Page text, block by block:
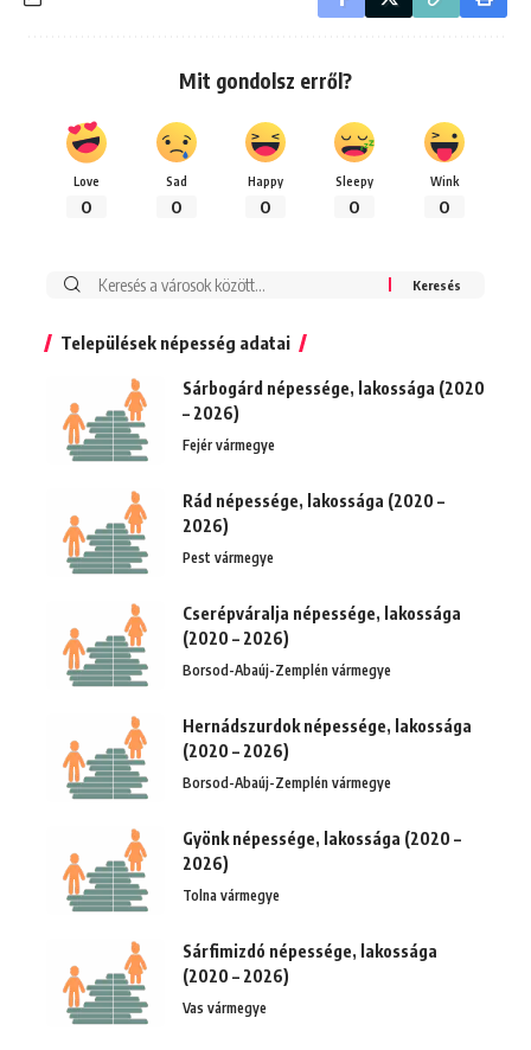
Mit gondolsz erről?
Love
0
Sad
0
Happy
0
Sleepy
0
Wink
0
Keresés:
Települések népesség adatai
Sárbogárd népessége, lakossága (2020
– 2026)
Fejér vármegye
Rád népessége, lakossága (2020 –
2026)
Pest vármegye
Cserépváralja népessége, lakossága
(2020 – 2026)
Borsod-Abaúj-Zemplén vármegye
Hernádszurdok népessége, lakossága
(2020 – 2026)
Borsod-Abaúj-Zemplén vármegye
Gyönk népessége, lakossága (2020 –
2026)
Tolna vármegye
Sárfimizdó népessége, lakossága
(2020 – 2026)
Vas vármegye